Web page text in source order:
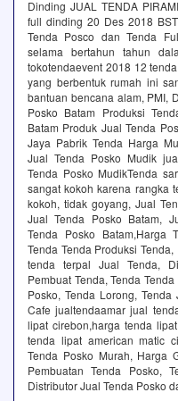
Dinding JUAL TENDA
full dinding 20 Des 2018
Tenda Posco dan Tenda
selama bertahun tahun
tokotendaevent 2018 12
yang berbentuk rumah ini
bantuan bencana alam, PMI,
Posko Batam Produksi
Batam Produk Jual Tenda
Jaya Pabrik Tenda Harga
Jual Tenda Posko Mudik
Tenda Posko MudikTenda
sangat kokoh karena rangka
kokoh, tidak goyang, Jual
Jual Tenda Posko Batam,
Tenda Posko Batam,Harga
Tenda Tenda Produksi
tenda terpal Jual Tenda,
Pembuat Tenda, Tenda
Posko, Tenda Lorong,
Cafe jualtendaamar jual
lipat cirebon,harga tenda
tenda lipat american matic
Tenda Posko Murah, Harga
Pembuatan Tenda Posko,
Distributor Jual Tenda Posko